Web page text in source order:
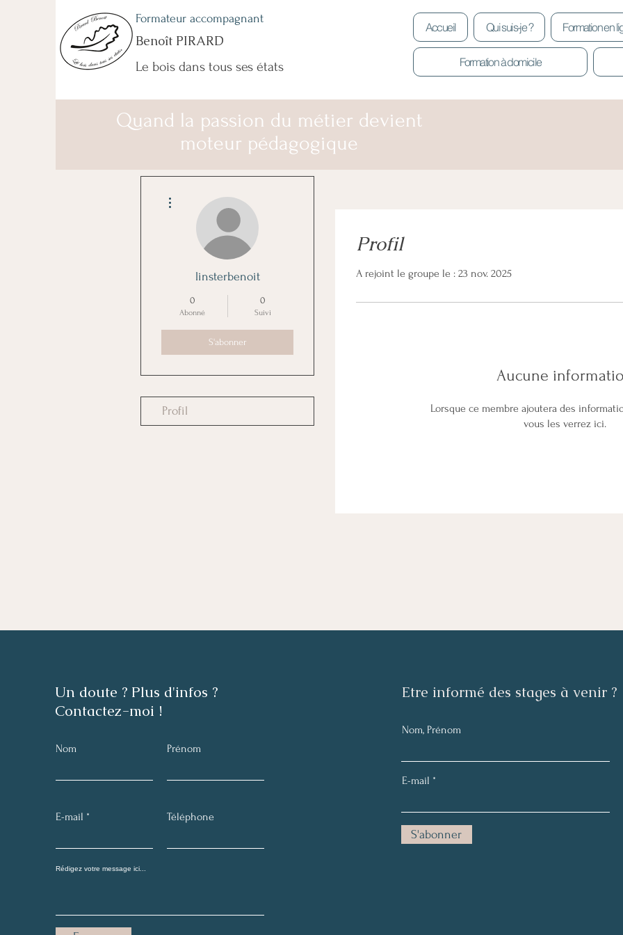
Formateur accompagnant
Benoît PIRARD
Le bois dans tous ses états
Accueil Qui suis-je ? Formation en
Formation à domicile
Quand la passion du métier devient
moteur pédagogique
Profil
A rejoint le groupe le : 23 nov. 2025
Aucune
Lorsque ce membre ajoutera des
vous les verrez ici.
linsterbenoit
0
Abonné
0
Suivi
S'abonner
Profil
Un doute ? Plus d'infos ?
Contactez-moi !
Nom Prénom
E-mail Téléphone
​Etre informé des stages à venir ?
Nom, Prénom
E-mail
S'abonner